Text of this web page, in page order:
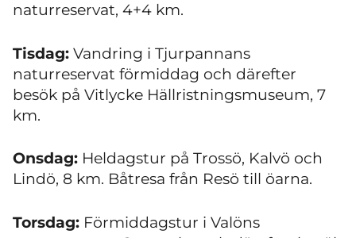
naturreservat, 4+4 km.
Tisdag: Vandring i Tjurpannans
naturreservat förmiddag och därefter
besök på Vitlycke Hällristningsmuseum, 7
km.
Onsdag: Heldagstur på Trossö, Kalvö och
Lindö, 8 km. Båtresa från Resö till öarna.
Torsdag: Förmiddagstur i Valöns